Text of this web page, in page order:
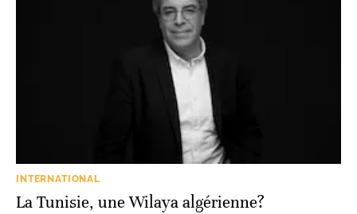
INTERNATIONAL
La Tunisie, une Wilaya algérienne?